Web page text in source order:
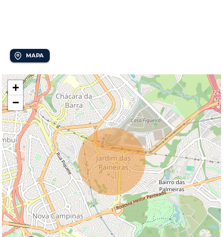
MAPA
+
−